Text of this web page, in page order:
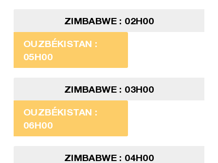
ZIMBABWE : 02H00
OUZBÉKISTAN :
05H00
ZIMBABWE : 03H00
OUZBÉKISTAN :
06H00
ZIMBABWE : 04H00